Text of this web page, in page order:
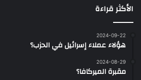
الأكثر قراءة
2024-09-22
هؤلاء عملاء إسرائيل في الحزب؟
2024-08-29
مقبرة الميركافا؟